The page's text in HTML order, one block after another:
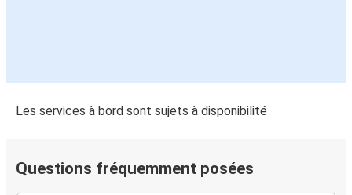
Les services à bord sont sujets à disponibilité
Questions fréquemment posées